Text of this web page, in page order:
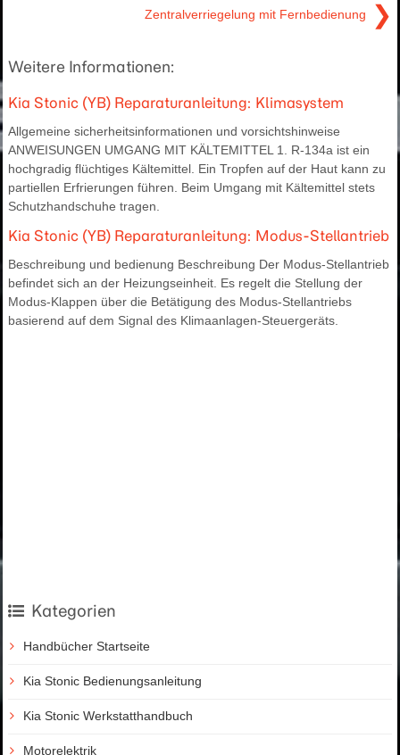
Zentralverriegelung mit Fernbedienung ❯
Weitere Informationen:
Kia Stonic (YB) Reparaturanleitung: Klimasystem
Allgemeine sicherheitsinformationen und vorsichtshinweise
ANWEISUNGEN UMGANG MIT KÄLTEMITTEL 1. R-134a ist ein
hochgradig flüchtiges Kältemittel. Ein Tropfen auf der Haut kann zu
partiellen Erfrierungen führen. Beim Umgang mit Kältemittel stets
Schutzhandschuhe tragen.
Kia Stonic (YB) Reparaturanleitung: Modus-Stellantrieb
Beschreibung und bedienung Beschreibung Der Modus-Stellantrieb
befindet sich an der Heizungseinheit. Es regelt die Stellung der
Modus-Klappen über die Betätigung des Modus-Stellantriebs
basierend auf dem Signal des Klimaanlagen-Steuergeräts.
Kategorien
Handbücher Startseite
Kia Stonic Bedienungsanleitung
Kia Stonic Werkstatthandbuch
Motorelektrik